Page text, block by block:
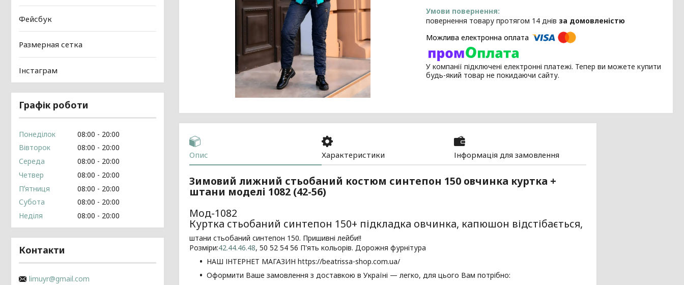
повернення товару протягом 14 днів за домовленістю
У компанії підключені електронні платежі. Тепер ви можете купити
будь-який товар не покидаючи сайту.
Опис Характеристики Інформація для замовлення
Зимовий лижний стьобаний костюм синтепон 150 овчинка куртка +
штани моделі 1082 (42-56)
Мод-1082
Куртка стьобаний синтепон 150+ підкладка овчинка, капюшон відстібається,
штани стьобаний синтепон 150. Пришивні лейби!!
Розміри:42.44.46.48, 50 52 54 56 П'ять кольорів. Дорожня фурнітура
НАШ ІНТЕРНЕТ МАГАЗИН https://beatrissa-shop.com.ua/
Оформити Ваше замовлення з доставкою в Україні — легко, для цього Вам потрібно:
Фейсбук
Размерная сетка
Інстаграм
Графік роботи
Понеділок 08:00
20:00
Вівторок
08:00
20:00
Середа
08:00
20:00
Четвер
08:00
20:00
Пʼятниця
08:00
20:00
Субота
08:00
20:00
Неділя
08:00 20:00
Контакти
limuyr@gmail.com